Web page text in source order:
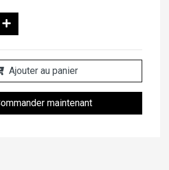
Ajouter au panier
maintenant